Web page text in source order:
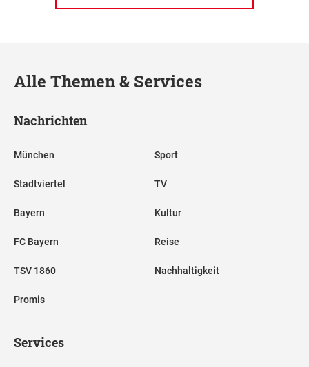
Alle Themen & Services
Nachrichten
München
Stadtviertel
Bayern
FC Bayern
TSV 1860
Promis
Sport
TV
Kultur
Reise
Nachhaltigkeit
Services